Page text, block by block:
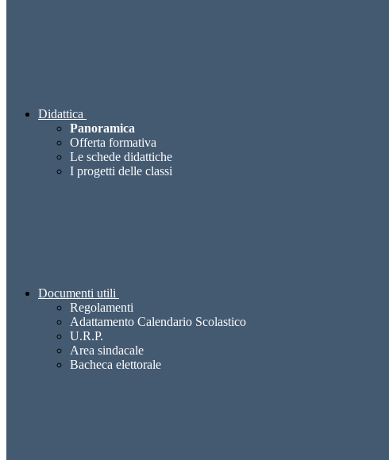
Didattica
Panoramica
Offerta formativa
Le schede didattiche
I progetti delle classi
Documenti utili
Regolamenti
Adattamento Calendario Scolastico
U.R.P.
Area sindacale
Bacheca elettorale